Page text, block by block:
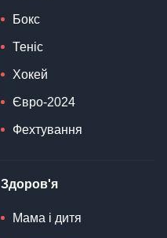
Бокс
Теніс
Хокей
Євро-2024
Фехтування
Здоров'я
Мама і дитя